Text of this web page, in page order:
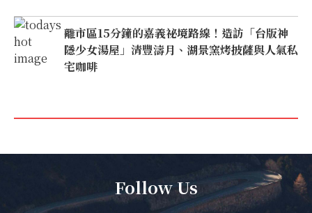
離市區15分鐘的嘉義祕境路線！造訪「台版神
隱少女湯屋」清豐濤月、湖景窯烤披薩與人氣私
宅咖啡
Follow Us